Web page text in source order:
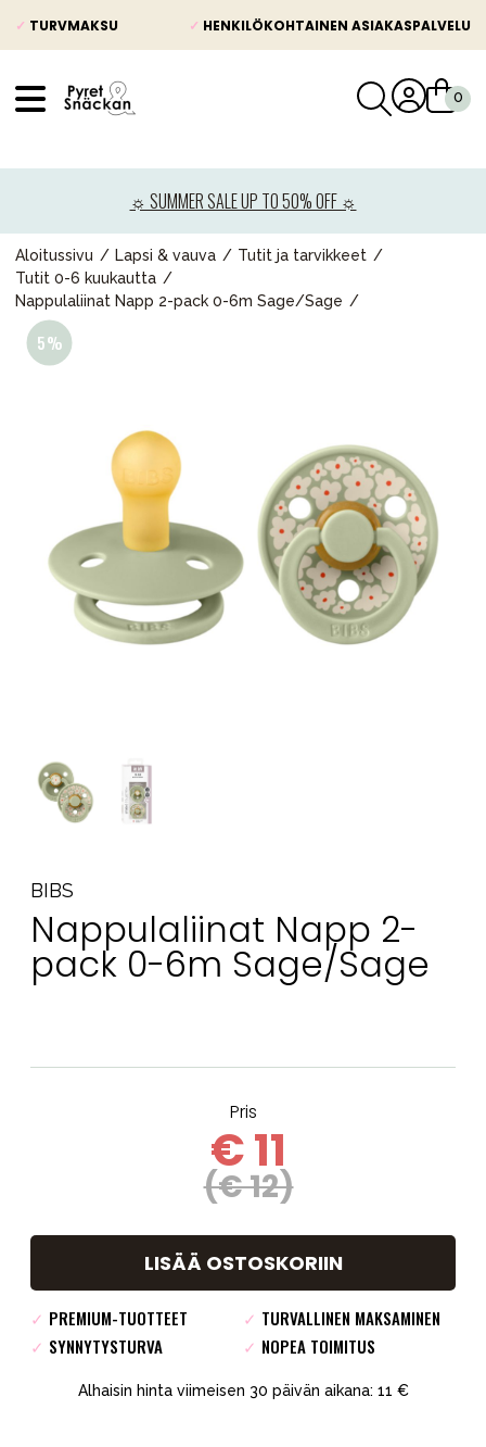
✓ TURVMAKSU ✓ HENKILÖKOHTAINEN ASIAKASPALVELU
☼ SUMMER SALE UP TO 50% OFF ☼
Aloitussivu Lapsi & vauva
Tutit ja tarvikkeet
Tutit 0-6 kuukautta
Nappulaliinat Napp 2-pack 0-6m Sage/Sage
BIBS
Nappulaliinat Napp 2-
pack 0-6m Sage/Sage
Pris
€ 11
(€ 12)
LISÄÄ OSTOSKORIIN
✓ PREMIUM-TUOTTEET ✓ TURVALLINEN MAKSAMINEN
✓ SYNNYTYSTURVA ✓ NOPEA TOIMITUS
Alhaisin hinta viimeisen 30 päivän aikana: 11 €
Lastenvaunut
Lasten turvaistuimet
Vauvan paketti
Huonekalut & vuodevaatteet
Tarvikkeet
Varaosat
Kampanjat
Lahjavinkkejä
Aurinko ja uinti